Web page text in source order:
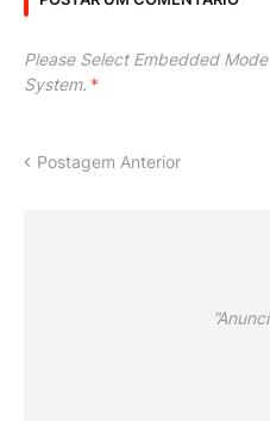
Please Select Embedded
System. *
Postagem Anterior